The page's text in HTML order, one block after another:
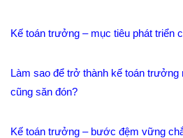
Kế toán trưởng – mục tiêu phát triển
Làm sao để trở thành kế toán trưởng
cũng săn đón?
Kế toán trưởng – bước đệm vững